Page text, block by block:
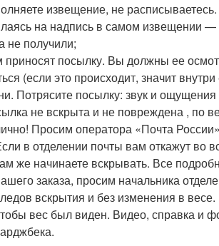
извещение, не
на надпись в самом извещении —
не получили;
приносят посылку. Вы должны ее
(если это происходит, значит
Потрясите посылку: звук и
не вскрыта и не повреждена , по
Просим оператора «Почта
в отделении почты вам откажут во
же начинаете вскрывать. Все
заказа, просим начальника
вскрытия и без изменения в
вес был виден. Видео, справка и